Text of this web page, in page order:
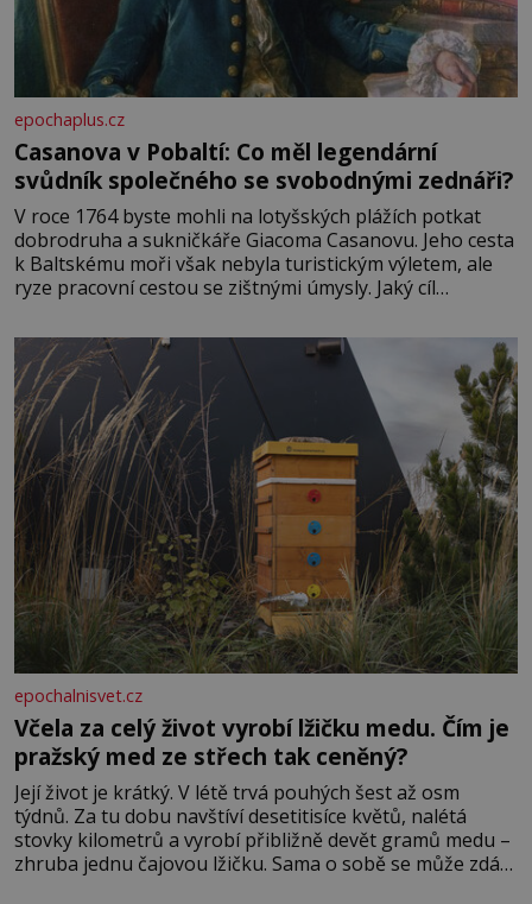
epochaplus.cz
Casanova v Pobaltí: Co měl legendární
svůdník společného se svobodnými zednáři?
V roce 1764 byste mohli na lotyšských plážích potkat
dobrodruha a sukničkáře Giacoma Casanovu. Jeho cesta
k Baltskému moři však nebyla turistickým výletem, ale
ryze pracovní cestou se zištnými úmysly. Jaký cíl
lotyšské Rigy? Casanova v Pobaltí kontaktoval tamní
zednářské lóže. Nebyl v této oblasti žádným nováčkem,
protože do zednářské
epochalnisvet.cz
Včela za celý život vyrobí lžičku medu. Čím je
pražský med ze střech tak ceněný?
Její život je krátký. V létě trvá pouhých šest až osm
týdnů. Za tu dobu navštíví desetitisíce květů, nalétá
stovky kilometrů a vyrobí přibližně devět gramů medu –
zhruba jednu čajovou lžičku. Sama o sobě se může zdát